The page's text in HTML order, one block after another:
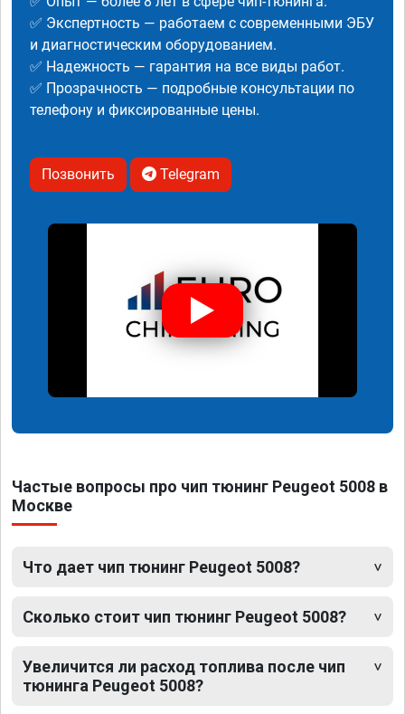
✅ Экспертность — работаем с современными ЭБУ
и диагностическим оборудованием.
✅ Надежность — гарантия на все виды работ.
✅ Прозрачность — подробные консультации по
телефону и фиксированные цены.
Позвонить Telegram
Частые вопросы про чип тюнинг Peugeot 5008 в
Москве
Что дает чип тюнинг Peugeot 5008?
Сколько стоит чип тюнинг Peugeot 5008?
Увеличится ли расход топлива после чип
тюнинга Peugeot 5008?